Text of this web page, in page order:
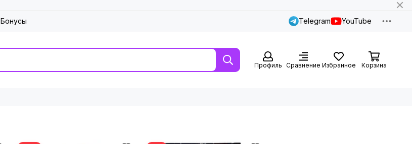
Бонусы Telegram YouTube
Профиль Сравнение Избранное Корзина